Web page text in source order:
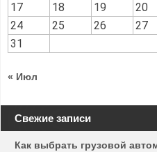
17
18 19 20
24
25 26 27
31
« Июл
Свежие записи
Как выбрать грузовой